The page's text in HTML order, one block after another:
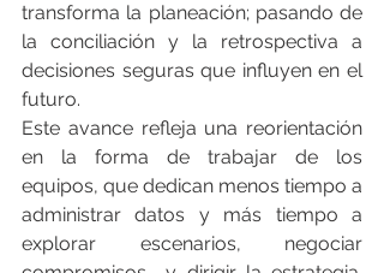
transforma la planeación; pasando de
la conciliación y la retrospectiva a
decisiones seguras que influyen en el
futuro.
Este avance refleja una reorientación
en la forma de trabajar de los
equipos, que dedican menos tiempo a
administrar datos y más tiempo a
explorar escenarios, negociar